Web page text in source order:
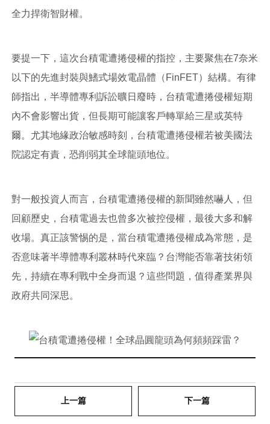
全力捍衛智財權。
要提一下，這次台積電遭捲侵權的指控，主要聚焦在7奈米
以下的先進封裝與鰭式場效電晶體（FinFET）結構。有律
師指出，半導體專利訴訟曠日廢時，台積電遭捲侵權短期
內不會影響出貨，但長期可能讓客戶轉單給三星或英特
爾。尤其地緣政治敏感時刻，台積電遭捲侵權若被美國法
院認定有責，恐削弱其全球龍頭地位。
對一般投資人而言，台積電遭捲侵權的新聞雖然嚇人，但
回顧歷史，台積電過去也曾多次被控侵權，最後大多和解
收場。真正該警惕的是，當台積電遭捲侵權成為常態，是
否意味著半導體專利叢林時代來臨？台灣能否靠著技術領
先，持續在專利戰中全身而退？這些問題，值得產業界與
政府共同深思。
上一篇 下一篇